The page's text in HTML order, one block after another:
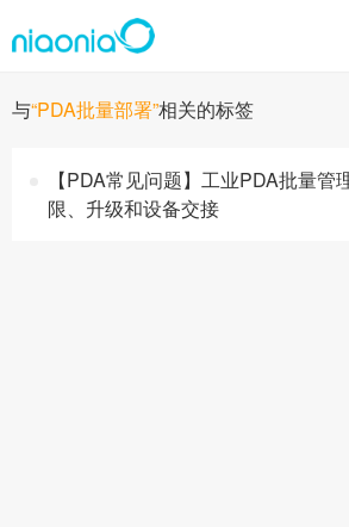
与“PDA批量部署”相关的标签
【PDA常见问题】工业PDA批量管
限、升级和设备交接